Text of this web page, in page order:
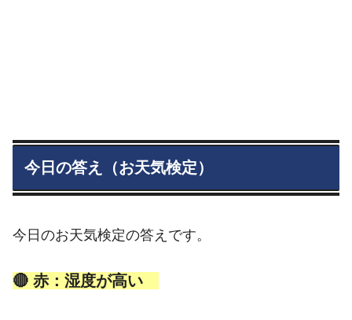
今日の答え（お天気検定）
今日のお天気検定の答えです。
🔴 赤：湿度が高い